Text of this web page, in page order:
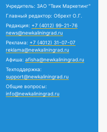
Учредитель: ЗАО "Твик Маркетинг"
Главный редактор: Обрехт О.Г.
Редакция: +7 (4012) 99-21-76
news@newkaliningrad.ru
Реклама: +7 (4012) 31-07-07
reklama@newkaliningrad.ru
Афиша: afisha@newkaliningrad.ru
Техподдержка:
support@newkaliningrad.ru
Общие вопросы:
info@newkaliningrad.ru